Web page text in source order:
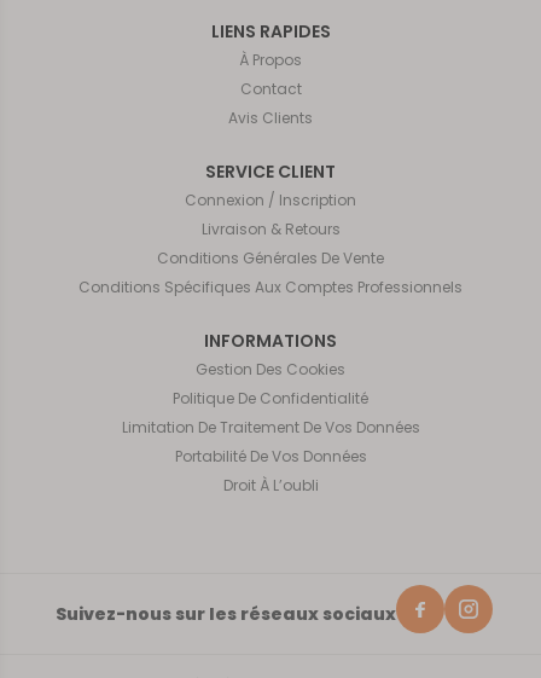
LIENS RAPIDES
À Propos
Contact
Avis Clients
SERVICE CLIENT
Connexion / Inscription
Livraison & Retours
Conditions Générales De Vente
Conditions Spécifiques Aux Comptes Professionnels
INFORMATIONS
Gestion Des Cookies
Politique De Confidentialité
Limitation De Traitement De Vos Données
Portabilité De Vos Données
Droit À L’oubli
Suivez-nous sur les réseaux sociaux